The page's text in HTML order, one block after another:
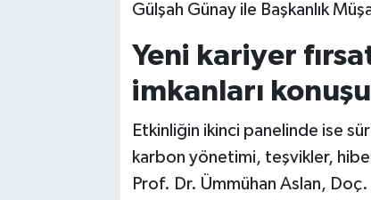
Gülşah Günay ile Başkanlık
Yeni kariyer
imkanları
Etkinliğin ikinci panelinde ise
karbon yönetimi, teşvikler,
Prof. Dr. Ümmühan Aslan,